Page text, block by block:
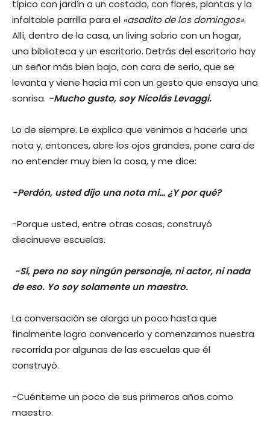
típico con jardín a un costado, con flores, plantas y la
infaltable parrilla para el «asadito de los domingos».
Allí, dentro de la casa, un living sobrio con un hogar,
una biblioteca y un escritorio. Detrás del escritorio hay
un señor más bien bajo, con cara de serio, que se
levanta y viene hacia mí con un gesto que ensaya una
sonrisa. -Mucho gusto, soy Nicolás Levaggi.
Lo de siempre. Le explico que venimos a hacerle una
nota y, entonces, abre los ojos grandes, pone cara de
no entender muy bien la cosa, y me dice:
-Perdón, usted dijo una nota mi… ¿Y por qué?
-Porque usted, entre otras cosas, construyó
diecinueve escuelas.
-Sí, pero no soy ningún personaje, ni actor, ni nada
de eso. Yo soy solamente un maestro.
La conversación se alarga un poco hasta que
finalmente logro convencerlo y comenzamos nuestra
recorrida por algunas de las escuelas que él
construyó.
-Cuénteme un poco de sus primeros años como
maestro.